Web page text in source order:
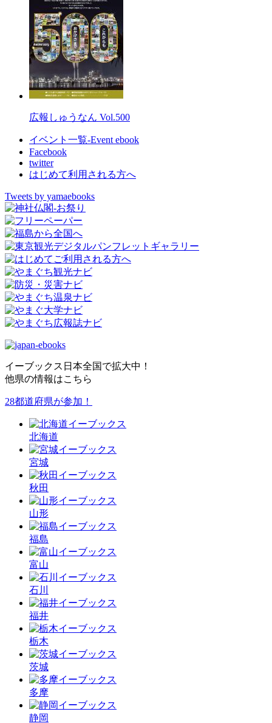
広報しゅうなん Vol.500
イベント一覧-Event ebook
Facebook
twitter
はじめて利用される方へ
Tweets by yamaebooks
イーブックス日本全国で拡大中！
他県の情報はこちら
28都道府県が参加！
北海道
宮城
秋田
山形
福島
富山
石川
福井
栃木
茨城
多摩
静岡